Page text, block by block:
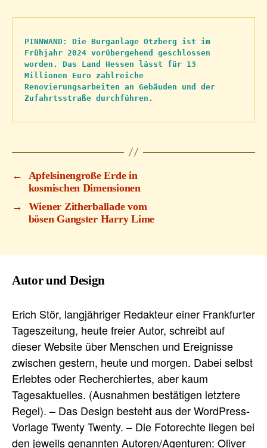
PINNWAND: Die Burganlage Otzberg ist im
Frühjahr 2024 vorübergehend geschlossen
worden. Das Land Hessen lässt für 13
Millionen Euro zahlreiche
Renovierungsarbeiten an Gebäuden und der
Zufahrtsstraße durchführen.
←
Apfelsinengroße Erde in
kosmischen Dimensionen
→
Wiener Zitherballade vom
bösen Gangster Harry Lime
Autor und Design
Erich Stör, langjähriger Redakteur einer Frankfurter
Tageszeitung, heute freier Autor, schreibt auf
dieser Website über Menschen und Ereignisse
zwischen gestern, heute und morgen. Dabei selbst
Erlebtes oder Recherchiertes, aber kaum
Tagesaktuelles. (Ausnahmen bestätigen letztere
Regel). – Das Design besteht aus der WordPress-
Vorlage Twenty Twenty. – Die Fotorechte liegen bei
den jeweils genannten Autoren/Agenturen: Oliver